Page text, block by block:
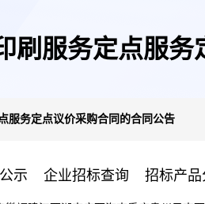
服务定点服
服务定点议价采购合同的合同公告
示 企业招标查询 招标产品